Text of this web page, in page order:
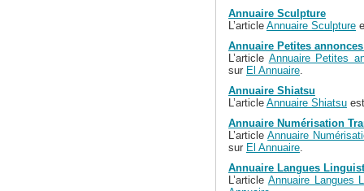
Annuaire Sculpture
L’article Annuaire Sculpture
Annuaire Petites
L’article Annuaire Petites
sur El Annuaire.
Annuaire Shiatsu
L’article Annuaire Shiatsu
Annuaire Numérisation
L’articleAnnuaire
sur El Annuaire.
Annuaire Langues
L’article Annuaire Langues